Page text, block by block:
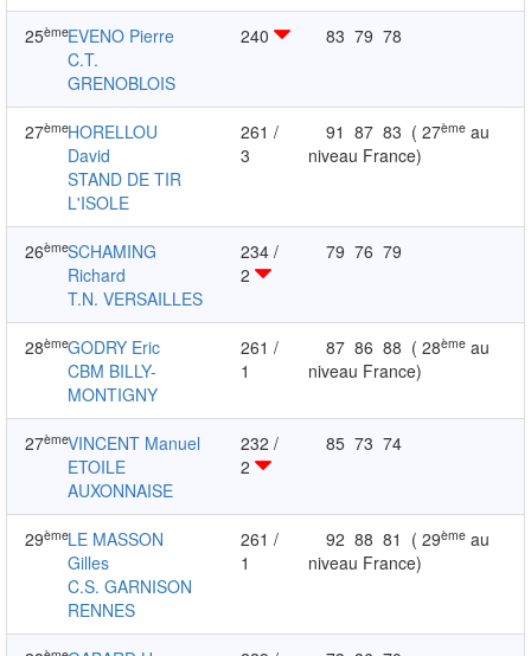
25èmeEVENO Pierre
C.T.
GRENOBLOIS
240 83 79 78
27èmeHORELLOU
David
STAND DE TIR
L'ISOLE
261 /
3
91 87 83 ( 27ème au
niveau France)
26èmeSCHAMING
Richard
T.N. VERSAILLES
234 /
2
79 76 79
28èmeGODRY Eric
CBM BILLY-
MONTIGNY
261 /
1
87 86 88 ( 28ème au
niveau France)
27èmeVINCENT Manuel
ETOILE
AUXONNAISE
232 /
2
85 73 74
29èmeLE MASSON
Gilles
C.S. GARNISON
RENNES
261 /
1
92 88 81 ( 29ème au
niveau France)